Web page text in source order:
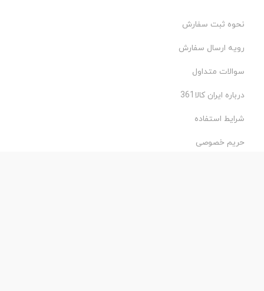
نحوه ثبت سفارش
رویه ارسال سفارش
سوالات متداول
درباره ایران کالا361
شرایط استفاده
حریم خصوصی